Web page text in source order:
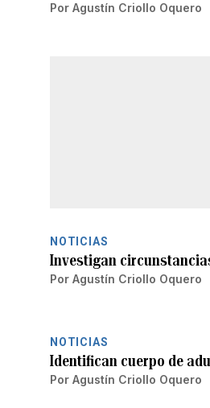
Por Agustín Criollo Oquero
NOTICIAS
Investigan
Por Agustín Criollo Oquero
NOTICIAS
Identifican cuerpo de
Por Agustín Criollo Oquero